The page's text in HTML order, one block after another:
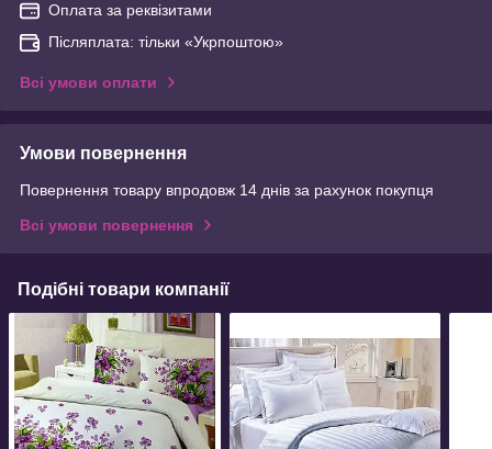
Оплата за реквізитами
Післяплата: тільки «Укрпоштою»
Всі умови оплати
Умови повернення
Повернення товару впродовж 14 днів за рахунок покупця
Всі умови повернення
Подібні товари компанії